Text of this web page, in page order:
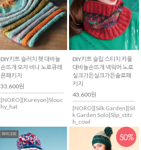
DIY키트 슬러치 햇 대바늘
손뜨개 모자 비니 노로큐레
욘패키지
33,600원
[NORO][Kureyon]Slouc
hy_hat
DIY키트 슬립 스티치 카울
대바늘손뜨개 넥워머 노로
실크가든실크가든솔로패
키지
43,600원
[NORO][Silk Garden][Sil
k Garden Solo]Slip_stitc
h_cowl